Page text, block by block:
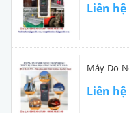
Liên hệ
Máy Đo
Liên hệ